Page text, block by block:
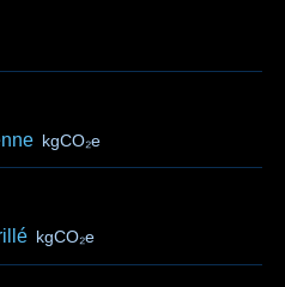
kgCO₂e
kgCO₂e